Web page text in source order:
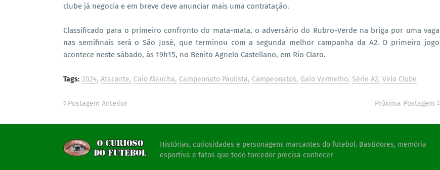
clube já negocia e em breve deve anunciar mais uma contratação.
Classificado para o primeiro confronto do mata-mata, o adversário do Rubro-Verde na briga por uma vaga
nas semifinais será o São José, que terminou com a segunda melhor campanha da A2. O primeiro jogo
acontece neste sábado, às 19h15, no Benito Agnelo Castellano, em Rio Claro.
Tags: 2024 Atacante Caio Mancha Campeonato Paulista Campeonatos Galo Vermelho Série A2 Velo Clube
Postagem Anterior Próxima Postagem
Histórias, curiosidades e personagens marcantes do futebol. Bastidores, memória
esportiva e fatos que todo torcedor precisa conhecer